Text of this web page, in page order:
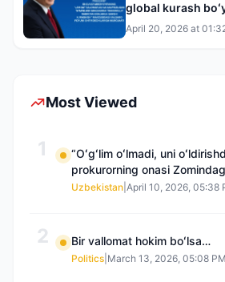
global kurash
ilgari surildi
April 20, 2026 at
Most Viewed
1
“Oʻgʻlim oʻlmadi, uni
prokurorning onasi
qayta tergov talab qilmoqda
Uzbekistan April 10, 2026, 05:38
2 Bir vallomat hokim boʻlsa…
Politics March 13, 2026, 05:08 PM